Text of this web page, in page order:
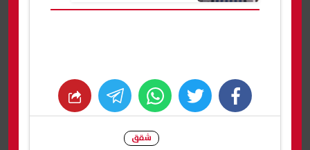
facebook
twitter
whats
شقق